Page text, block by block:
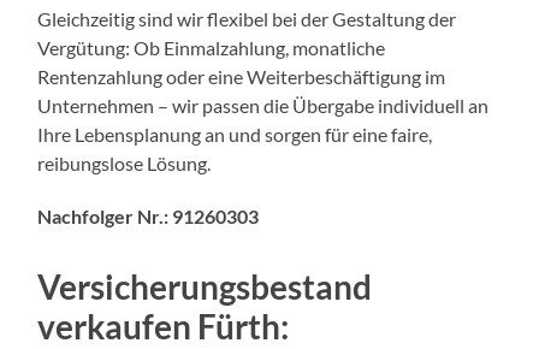
Gleichzeitig sind wir flexibel bei der Gestaltung der
Vergütung: Ob Einmalzahlung, monatliche
Rentenzahlung oder eine Weiterbeschäftigung im
Unternehmen – wir passen die Übergabe individuell an
Ihre Lebensplanung an und sorgen für eine faire,
reibungslose Lösung.
Nachfolger Nr.: 91260303
Versicherungsbestand
verkaufen Fürth: